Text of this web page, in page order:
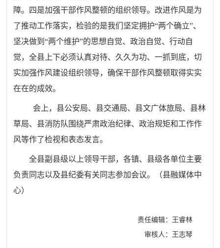
障。四是加强干部作风整顿的组织领导。改进作风是为
了推动工作落实，检验的是我们坚定拥护“两个确立”、
坚决做到“两个维护”的思想自觉、政治自觉、行动自
觉，全县上下必须认真对待、久久为功、一抓到底，切
实加强作风建设组织领导，确保干部作风整顿取得实实
在在的成效。
会上，县公安局、县交通局、县文广体旅局、县林
草局、县消防队围绕严肃政治纪律、政治规矩和工作作
风等作了检视和表态发言。
全县副县级以上领导干部，各镇、 县级各单位主要
负责同志以及县纪委有关同志参加会议。（县融媒体中
心）
责任编辑：王睿林
审核人：王志琴